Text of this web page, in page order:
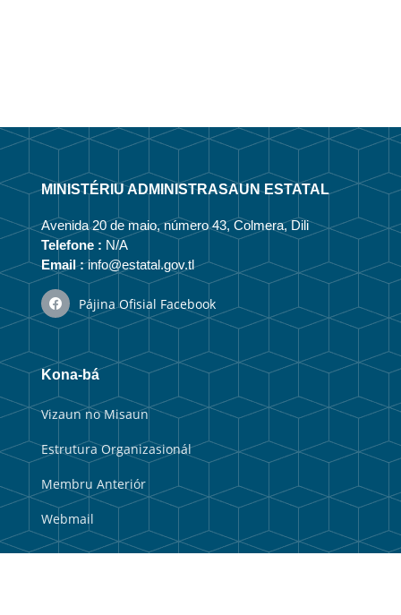
MINISTÉRIU ADMINISTRASAUN ESTATAL
Avenida 20 de maio, número 43, Colmera, Dili
Telefone : N/A
Email :info@estatal.gov.tl
Pájina Ofisial Facebook
Kona-bá
Vizaun no Misaun
Estrutura Organizasionál
Membru Anteriór
Webmail